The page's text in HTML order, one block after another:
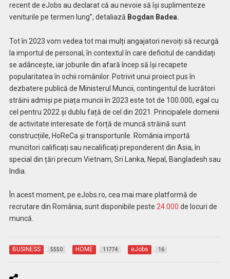
recent de eJobs au declarat că au nevoie să își suplimenteze
veniturile pe termen lung”, detaliază Bogdan Badea.
Tot în 2023 vom vedea tot mai mulți angajatori nevoiți să recurgă
la importul de personal, în contextul în care deficitul de candidați
se adâncește, iar joburile din afară încep să își recapete
popularitatea în ochii românilor. Potrivit unui proiect pus în
dezbatere publică de Ministerul Muncii, contingentul de lucrători
străini admiși pe piața muncii în 2023 este tot de 100.000, egal cu
cel pentru 2022 și dublu față de cel din 2021. Principalele domenii
de activitate interesate de forță de muncă străină sunt
construcțiile, HoReCa și transporturile. România importă
muncitori calificați sau necalificați preponderent din Asia, în
special din țări precum Vietnam, Sri Lanka, Nepal, Bangladesh sau
India.
În acest moment, pe eJobs.ro, cea mai mare platformă de
recrutare din România, sunt disponibile peste 24.000 de locuri de
muncă.
BUSINESS 5550 HOME 11774 eJobs 16